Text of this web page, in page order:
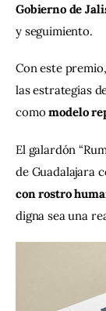
Gobierno de
y seguimiento.
Con este
las estrategias
como modelo
El galardón
de Guadalajara
con rostro
digna sea una